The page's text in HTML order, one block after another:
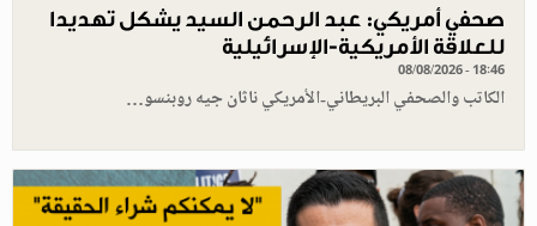
صحفي أمريكي: عبد الرحمن السيد يشكل تهديدا
للعلاقة الأمريكية-الإسرائيلية
08/08/2026 - 18:46
الكاتب والصحفي البريطاني-الأمريكي ناثان جيه روبنسو…